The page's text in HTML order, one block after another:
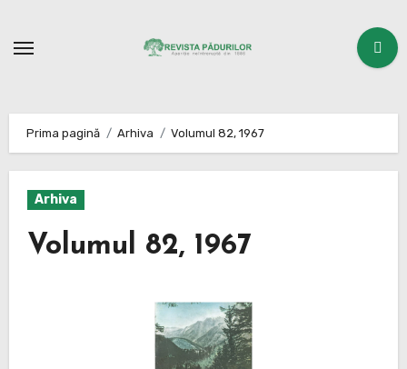
Prima pagină Arhiva Volumul 82, 1967
Arhiva
Volumul 82, 1967